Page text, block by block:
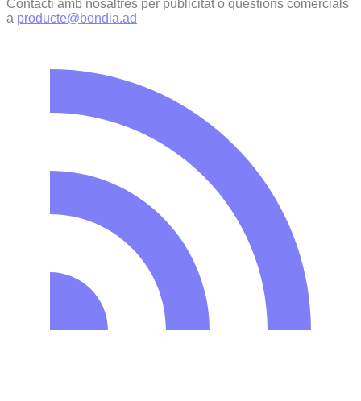
Contacti amb nosaltres per publicitat o qüestions comercials
a producte@bondia.ad